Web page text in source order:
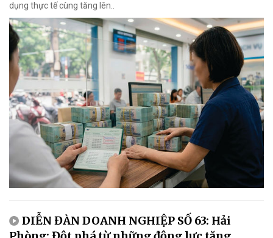
dụng thực tế cùng tăng lên..
DIỄN ĐÀN DOANH NGHIỆP SỐ 63: Hải